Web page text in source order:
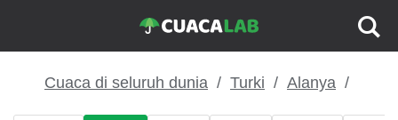
Cuaca di seluruh dunia Turki Alanya